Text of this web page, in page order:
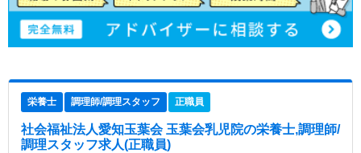
栄養士 調理師/調理スタッフ 正職員
社会福祉法人愛知玉葉会 玉葉会乳児院の栄養士,調理師/
調理スタッフ求人(正職員)